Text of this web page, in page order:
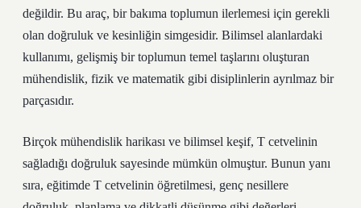
değildir. Bu araç, bir bakıma toplumun ilerlemesi için gerekli
olan doğruluk ve kesinliğin simgesidir. Bilimsel alanlardaki
kullanımı, gelişmiş bir toplumun temel taşlarını oluşturan
mühendislik, fizik ve matematik gibi disiplinlerin ayrılmaz bir
parçasıdır.
Birçok mühendislik harikası ve bilimsel keşif, T cetvelinin
sağladığı doğruluk sayesinde mümkün olmuştur. Bunun yanı
sıra, eğitimde T cetvelinin öğretilmesi, genç nesillere